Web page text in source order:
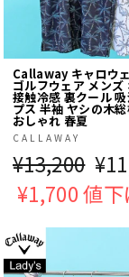
Callaway キャロウ
ゴルフウェア メンズ
接触冷感 裏クール
プス 半袖 ヤシの木
おしゃれ 春夏
CALLAWAY
通
常
格
¥13,200 販
売
価
¥1,700 値下